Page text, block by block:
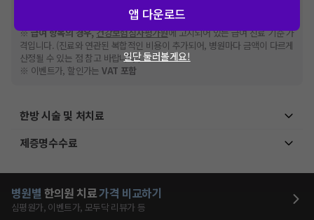
추가비용 등으로 실제 가격과 상이할 수 있으니, 정확
한 가격은 해당 의료기관에 직접 문의해주세요.
※급여 항목의 경우,건강보험심사평가원에 고지되어 있는 급여 진료 기준 가
격입니다. (진료와 연관된 복합적인 비용이 추가되어, 병원마다 금액이 다르게
산정될 수 있는 점 참고 바랍니다.)
※ 이벤트가, 할인가는VAT 포함
한방 시술 및 처치료
제증명수수료
병원별 한의원 치료가격 비교하기
심평원가, 이벤트가, 모두닥 리뷰가 등
앱 다운로드
일단 둘러볼게요!